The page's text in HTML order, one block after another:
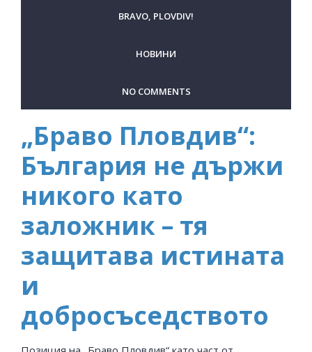
BRAVO, PLOVDIV!
НОВИНИ
NO COMMENTS
„Браво Пловдив“:
България не държи
никого като
заложник – тя
защитава истината
и
добросъседството